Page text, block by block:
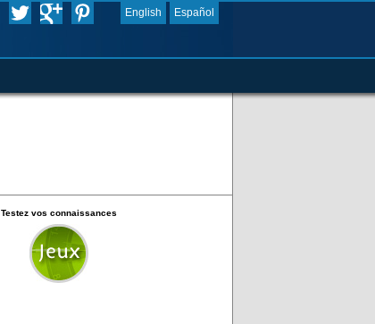
English Español
Testez vos connaissances